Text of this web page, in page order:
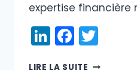
expertise financière
LinkedIn
LIRE LA SUITE DRS